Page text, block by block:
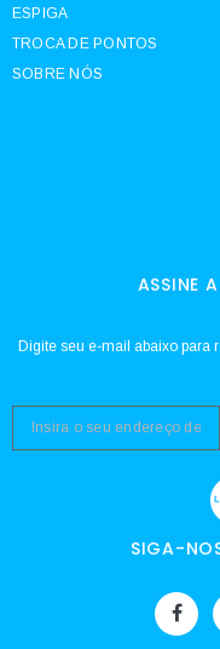
ESPIGA
TROCA DE PONTOS
SOBRE NÓS
ASSINE
Digite seu e-mail abaixo para
SIGA-